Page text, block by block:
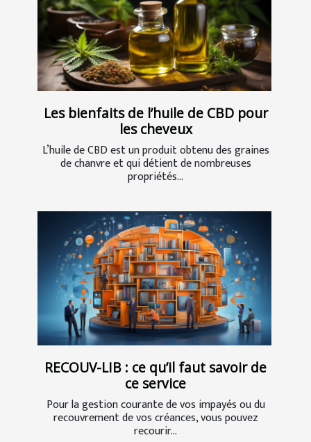
Les bienfaits de l’huile de CBD pour
les cheveux
L’huile de CBD est un produit obtenu des graines
de chanvre et qui détient de nombreuses
propriétés...
RECOUV-LIB : ce qu’il faut savoir de
ce service
Pour la gestion courante de vos impayés ou du
recouvrement de vos créances, vous pouvez
recourir...